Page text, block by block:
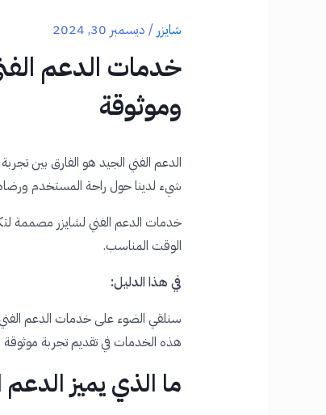
شايزر / ديسمبر 30, 2024
خدمات الدعم
وموثوقة
الدعم الفني الجيد هو الفارق بين
شيء لدينا حول راحة المستخدم
خدمات الدعم الفني لشايزر مصممة
الوقت المناسب.
في هذا الدليل:
سنلقي الضوء على خدمات الدعم
هذه الخدمات في تقديم تجربة
ما الذي يميز